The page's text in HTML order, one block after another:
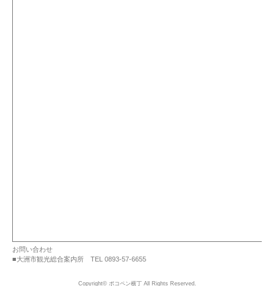
お問い合わせ
■大洲市観光総合案内所 TEL 0893-57-6655
Copyright© ポコペン横丁All Rights Reserved.